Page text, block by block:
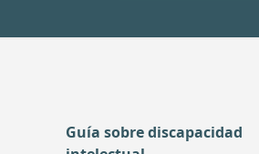
Guía sobre discapacidad